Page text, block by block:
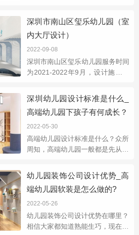
攀爬墙、蹦床。麒麟公馆幼儿园位
于南山区西丽街道麒麟公馆小区南
侧
深圳市南山区玺乐幼儿园（室
内大厅设计）
2022-09-08
深圳市南山区玺乐幼儿园服务时间
为2021-2022年9月，设计施工项
头，绘画室等；幼儿园位于南山区
招商街道望海路南1099号
深圳幼儿园设计标准是什么_
高端幼儿园下孩子有何成长？
2022-05-30
高端幼儿园设计标准是什么？众所
周知，高端幼儿园一般都是先从设
儿园往往比较重视外在设计，而幼
儿园设计的好坏也决定了园所内生
活和学习质
幼儿园装饰公司设计优势_高
端幼儿园软装是怎么做的?
2022-05-26
幼儿园装饰公司设计优势在哪里？
相信大家都知道熟能生巧，现在深